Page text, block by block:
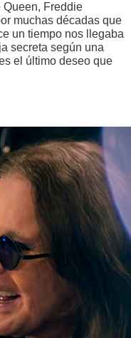
Queen, Freddie
muchas décadas que
un tiempo nos llegaba
secreta según una
el último deseo que